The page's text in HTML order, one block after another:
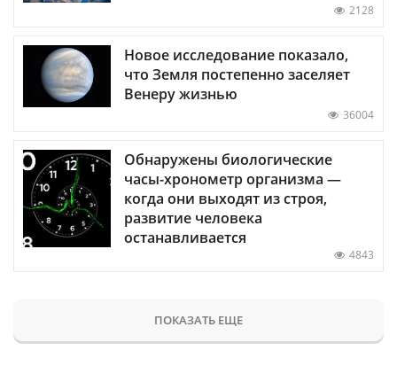
2128
Новое исследование показало,
что Земля постепенно заселяет
Венеру жизнью
36004
Обнаружены биологические
часы-хронометр организма —
когда они выходят из строя,
развитие человека
останавливается
4843
ПОКАЗАТЬ ЕЩЕ